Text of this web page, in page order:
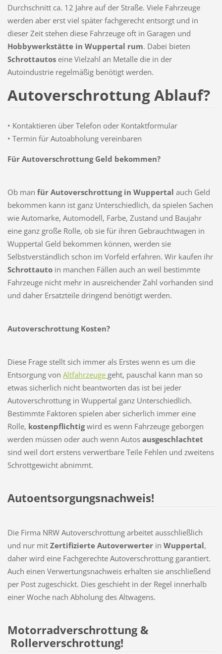
Durchschnitt ca. 12 Jahre auf der Straße. Viele Fahrzeuge
werden aber erst viel später fachgerecht entsorgt und in
dieser Zeit stehen diese Fahrzeuge oft in Garagen und
Hobbywerkstätte in Wuppertal rum. Dabei bieten
Schrottautoseine Vielzahl an Metalle die in der
Autoindustrie regelmäßig benötigt werden.
Autoverschrottung Ablauf?
• Kontaktieren über Telefon oder Kontaktformular
• Termin für Autoabholung vereinbaren
Für Autoverschrottung Geld bekommen?
Ob man für Autoverschrottung in Wuppertal auch Geld
bekommen kann ist ganz Unterschiedlich, da spielen Sachen
wie Automarke, Automodell, Farbe, Zustand und Baujahr
eine ganz große Rolle, ob sie für ihren Gebrauchtwagen in
Wuppertal Geld bekommen können, werden sie
Selbstverständlich schon im Vorfeld erfahren. Wir kaufen ihr
Schrottautoin manchen Fällen auch an weil bestimmte
Fahrzeuge nicht mehr in ausreichender Zahl vorhanden sind
und daher Ersatzteile dringend benötigt werden.
Autoverschrottung Kosten?
Diese Frage stellt sich immer als Erstes wenn es um die
Entsorgung von Altfahrzeuge geht, pauschal kann man so
etwas sicherlich nicht beantworten das ist bei jeder
Autoverschrottung in Wuppertal ganz Unterschiedlich.
Bestimmte Faktoren spielen aber sicherlich immer eine
Rolle, kostenpflichtigwird es wenn Fahrzeuge geborgen
werden müssen oder auch wenn Autos ausgeschlachtet
sind weil dort erstens verwertbare Teile Fehlen und zweitens
Schrottgewicht abnimmt.
Autoentsorgungsnachweis!
Die Firma NRW Autoverschrottung arbeitet ausschließlich
und nur mit Zertifizierte Autoverwerterin Wuppertal,
daher wird eine Fachgerechte Autoverschrottung garantiert.
Auch einen Verwertungsnachweis erhalten sie anschließend
per Post zugeschickt. Dies geschieht in der Regel innerhalb
einer Woche nach Abholung des Altwagens.
Motorradverschrottung &
Rollerverschrottung!